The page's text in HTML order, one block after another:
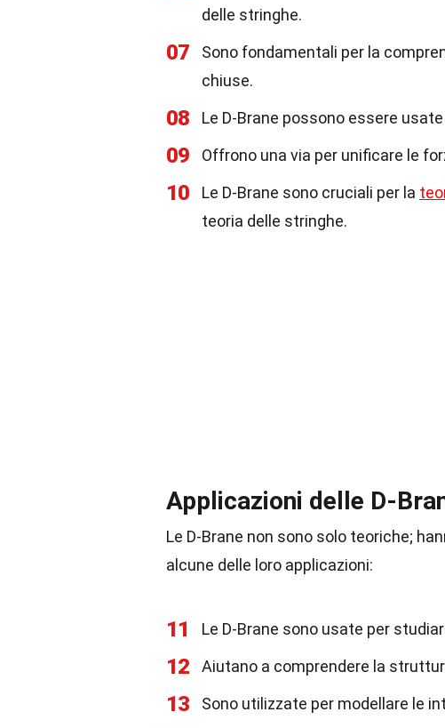
delle stringhe.
07
Sono fondamentali per la
chiuse.
08 Le D-Brane possono essere
09 Offrono una via per unificare le
10 Le D-Brane sono cruciali per la
teoria delle stringhe.
Applicazioni delle D-
Le D-Brane non sono solo teoriche;
alcune delle loro applicazioni:
11 Le D-Brane sono usate per
12 Aiutano a comprendere la
13 Sono utilizzate per modellare le